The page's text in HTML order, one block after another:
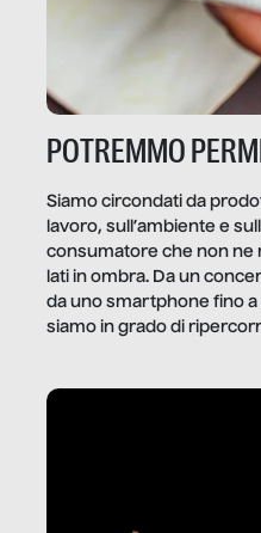
POTREMMO
Siamo circondati da
lavoro, sull’ambiente e
consumatore che non ne
lati in ombra. Da un
da uno smartphone fino a
siamo in grado di
dietro gli oggetti e i servizi